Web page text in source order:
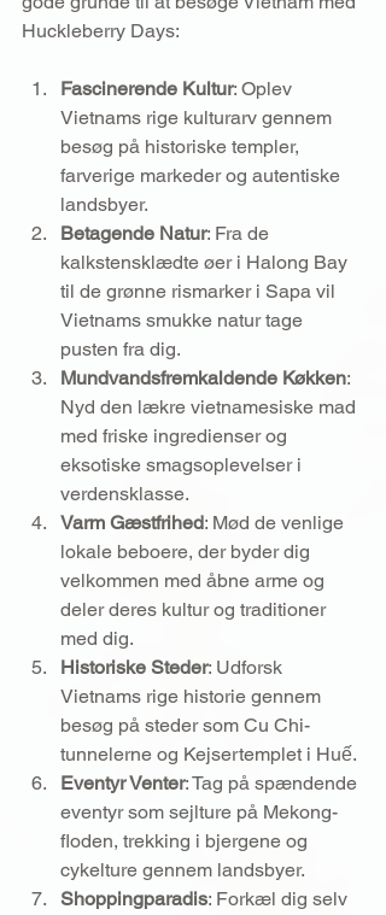
Huckleberry Days:
Fascinerende Kultur: Oplev
Vietnams rige kulturarv gennem
besøg på historiske templer,
farverige markeder og autentiske
landsbyer.
Betagende Natur: Fra de
kalkstensklædte øer i Halong Bay
til de grønne rismarker i Sapa vil
Vietnams smukke natur tage
pusten fra dig.
Mundvandsfremkaldende Køkken:
Nyd den lækre vietnamesiske mad
med friske ingredienser og
eksotiske smagsoplevelser i
verdensklasse.
Varm Gæstfrihed: Mød de venlige
lokale beboere, der byder dig
velkommen med åbne arme og
deler deres kultur og traditioner
med dig.
Historiske Steder: Udforsk
Vietnams rige historie gennem
besøg på steder som Cu Chi-
tunnelerne og Kejsertemplet i Huế.
Eventyr Venter: Tag på spændende
eventyr som sejlture på Mekong-
floden, trekking i bjergene og
cykelture gennem landsbyer.
Shoppingparadis: Forkæl dig selv